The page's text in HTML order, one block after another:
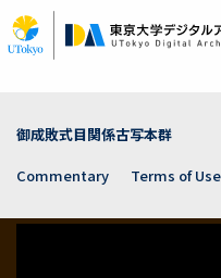
to
main
御成敗式目関係古写本群
Commentary
Terms of Use